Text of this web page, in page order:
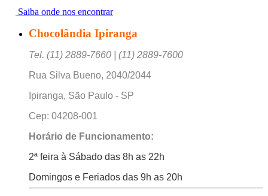
Saiba onde nos encontrar
Chocolândia Ipiranga
Tel. (11) 2889-7660 | (11) 2889-7600
Rua Silva Bueno, 2040/2044
Ipiranga, São Paulo - SP
Cep: 04208-001
Horário de Funcionamento:
2ª feira à Sábado das 8h as 22h
Domingos e Feriados das 9h as 20h